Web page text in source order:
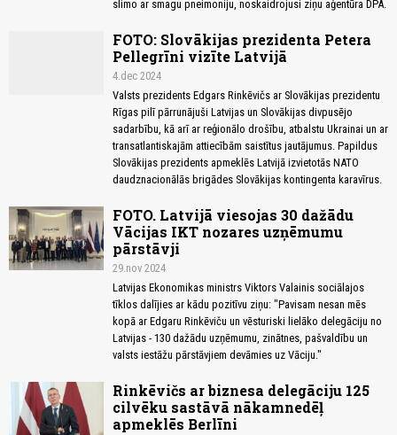
slimo ar smagu pneimoniju, noskaidrojusi ziņu aģentūra DPA.
FOTO: Slovākijas prezidenta Petera
Pellegrīni vizīte Latvijā
4.dec 2024
Valsts prezidents Edgars Rinkēvičs ar Slovākijas prezidentu
Rīgas pilī pārrunājuši Latvijas un Slovākijas divpusējo
sadarbību, kā arī ar reģionālo drošību, atbalstu Ukrainai un ar
transatlantiskajām attiecībām saistītus jautājumus. Papildus
Slovākijas prezidents apmeklēs Latvijā izvietotās NATO
daudznacionālās brigādes Slovākijas kontingenta karavīrus.
FOTO. Latvijā viesojas 30 dažādu
Vācijas IKT nozares uzņēmumu
pārstāvji
29.nov 2024
Latvijas Ekonomikas ministrs Viktors Valainis sociālajos
tīklos dalījies ar kādu pozitīvu ziņu: "Pavisam nesan mēs
kopā ar Edgaru Rinkēviču un vēsturiski lielāko delegāciju no
Latvijas - 130 dažādu uzņēmumu, zinātnes, pašvaldību un
valsts iestāžu pārstāvjiem devāmies uz Vāciju."
Rinkēvičs ar biznesa delegāciju 125
cilvēku sastāvā nākamnedēļ
apmeklēs Berlīni